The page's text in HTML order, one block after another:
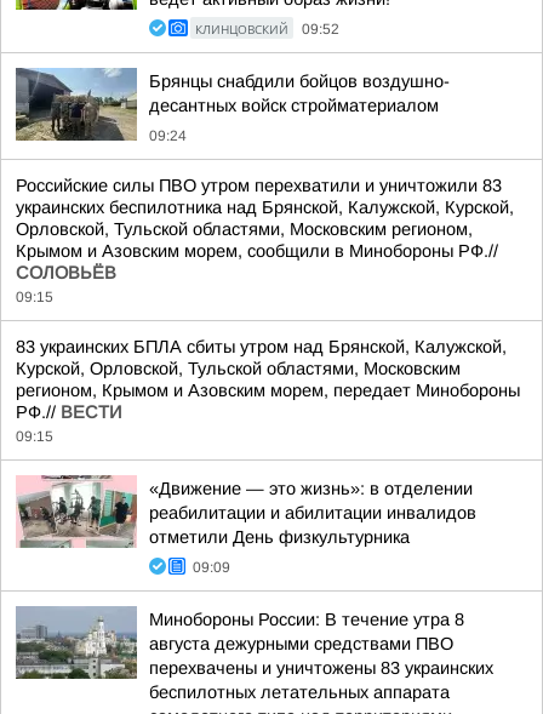
КЛИНЦОВСКИЙ 09:52
Брянцы снабдили бойцов воздушно-
десантных войск стройматериалом
09:24
Российские силы ПВО утром перехватили и уничтожили 83
украинских беспилотника над Брянской, Калужской, Курской,
Орловской, Тульской областями, Московским регионом,
Крымом и Азовским морем, сообщили в Минобороны РФ.//
СОЛОВЬЁВ
09:15
83 украинских БПЛА сбиты утром над Брянской, Калужской,
Курской, Орловской, Тульской областями, Московским
регионом, Крымом и Азовским морем, передает Минобороны
РФ.// ВЕСТИ
09:15
«Движение — это жизнь»: в отделении
реабилитации и абилитации инвалидов
отметили День физкультурника
09:09
Минобороны России: В течение утра 8
августа дежурными средствами ПВО
перехвачены и уничтожены 83 украинских
беспилотных летательных аппарата